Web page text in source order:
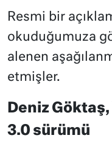
Resmi bir
okuduğumuza
alenen
etmişler.
Deniz Göktaş,
3.0 sürümü